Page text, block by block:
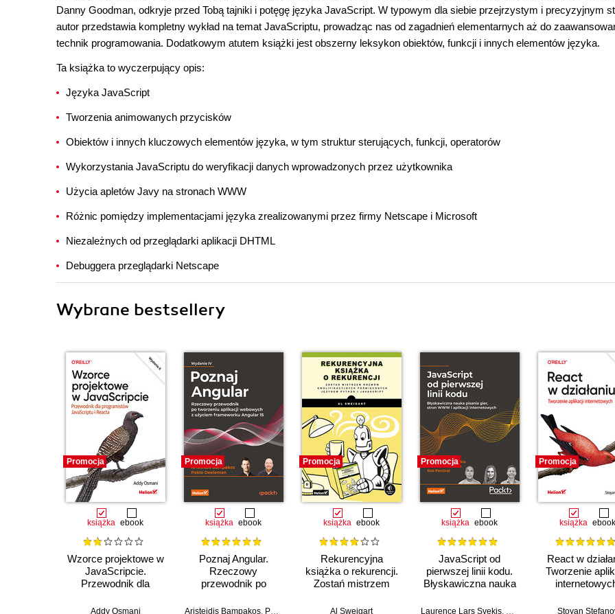
Danny Goodman, odkryje przed Tobą tajniki i potęgę języka JavaScript. W typowym dla siebie przejrzystym i precyzyjnym
autor przedstawia kompletny wykład na temat JavaScriptu, prowadząc nas od zagadnień elementarnych aż do
technik programowania. Dodatkowym atutem książki jest obszerny leksykon obiektów, funkcji i innych elementów języka.
Ta książka to wyczerpujący opis:
Języka JavaScript
Tworzenia animowanych przycisków
Obiektów i innych kluczowych elementów języka, w tym struktur sterujących, funkcji, operatorów
Wykorzystania JavaScriptu do weryfikacji danych wprowadzonych przez użytkownika
Użycia apletów Javy na stronach WWW
Różnic pomiędzy implementacjami języka zrealizowanymi przez firmy Netscape i Microsoft
Niezależnych od przeglądarki aplikacji DHTML
Debuggera przeglądarki Netscape
Wybrane bestsellery
Promocja
książka ebook
Wzorce projektowe w
JavaScripcie.
Przewodnik dla
JavaScriptu i Reacta.
Addy Osmani
Promocja
książka ebook
Poznaj Angular.
Rzeczowy
przewodnik po
webowych z użyciem
Aristeidis Bampakos, Pablo Deeleman
Promocja
książka ebook
Rekurencyjna
książka o rekurencji.
Zostań mistrzem
kwalifikacyjnych
Al Sweigart
Promocja
książka ebook
JavaScript od
pierwszej linii kodu.
Błyskawiczna nauka
WWW i aplikacji
Laurence Lars Svekis, Maaike van Putten,Rob
Promocja
książka ebook
React w
Tworzenie
Stoyan